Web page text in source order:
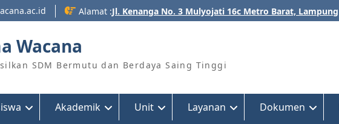
Alamat :Jl. Kenanga No. 3 Mulyojati 16c Metro Barat, Lampung
Wacana
SDM Bermutu dan Berdaya Saing Tinggi
Akademik Unit Layanan Dokumen